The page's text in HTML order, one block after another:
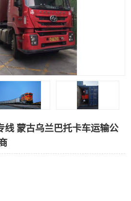
线 蒙古乌兰巴托卡车运输公